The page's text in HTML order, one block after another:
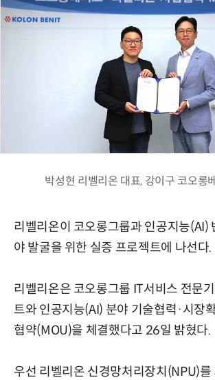
박성현 리벨리온 대표, 강이구 코오롱
리벨리온이 코오롱그룹과 인공지능(AI)
야 발굴을 위한 실증 프로젝트에 나선다.
리벨리온은 코오롱그룹 IT서비스 전문
트와 인공지능(AI) 분야 기술협력·시장
협약(MOU)을 체결했다고 26일 밝혔다.
우선 리벨리온 신경망처리장치(NPU)를